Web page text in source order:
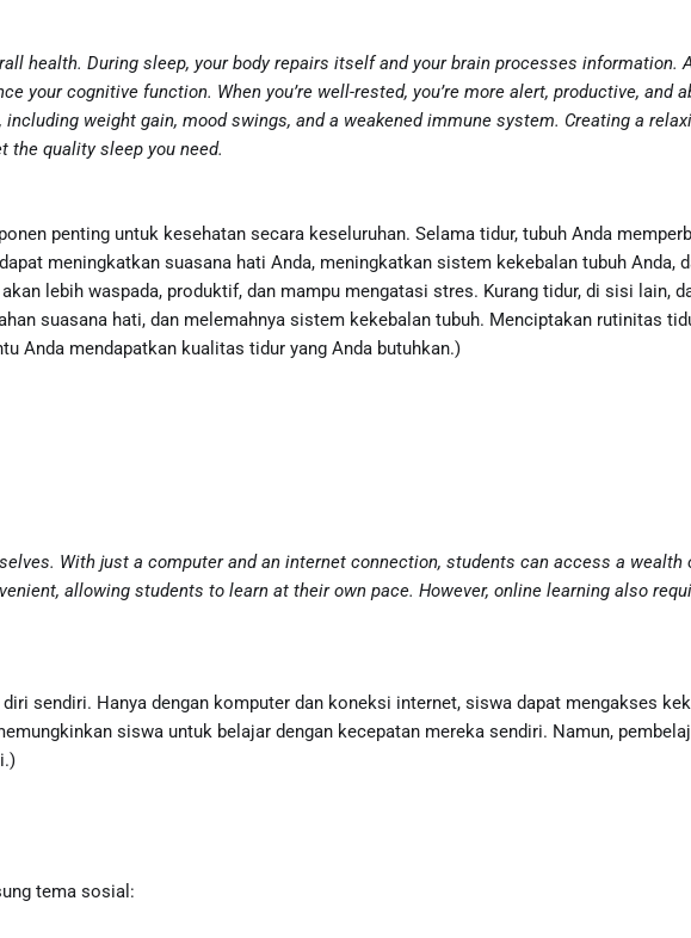
health. During sleep, your body repairs itself and your brain processes information.
your cognitive function. When you’re well-rested, you’re more alert, productive, and
weight gain, mood swings, and a weakened immune system. Creating a
the quality sleep you need.
penting untuk kesehatan secara keseluruhan. Selama tidur, tubuh Anda
meningkatkan suasana hati Anda, meningkatkan sistem kekebalan tubuh Anda,
lebih waspada, produktif, dan mampu mengatasi stres. Kurang tidur, di sisi lain,
suasana hati, dan melemahnya sistem kekebalan tubuh. Menciptakan rutinitas
Anda mendapatkan kualitas tidur yang Anda butuhkan.)
With just a computer and an internet connection, students can access a wealth
allowing students to learn at their own pace. However, online learning also
sendiri. Hanya dengan komputer dan koneksi internet, siswa dapat mengakses
siswa untuk belajar dengan kecepatan mereka sendiri. Namun,
tema sosial: